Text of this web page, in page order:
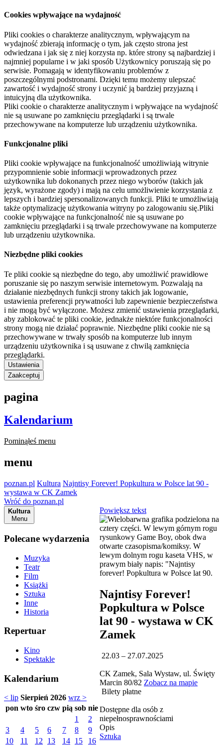
Cookies wpływające na wydajność
Pliki cookies o charakterze analitycznym, wpływającym na
wydajność zbierają informację o tym, jak często strona jest
odwiedzana i jak się z niej korzysta np. które strony są najbardziej i
najmniej popularne i w jaki sposób Użytkownicy poruszają się po
serwisie. Pomagają w identyfikowaniu problemów z
poszczególnymi podstronami. Dzięki temu możemy ulepszać
zawartość i wydajność strony i uczynić ją bardziej przyjazną i
intuicyjną dla użytkownika.
Pliki cookie o charakterze analitycznym i wpływające na wydajność
nie są usuwane po zamknięciu przeglądarki i są trwale
przechowywane na komputerze lub urządzeniu użytkownika.
Funkcjonalne pliki
Pliki cookie wpływające na funkcjonalność umożliwiają witrynie
przypomnienie sobie informacji wprowadzonych przez
użytkownika lub dokonanych przez niego wyborów (takich jak
język, wyrażone zgody) i mają na celu umożliwienie korzystania z
lepszych i bardziej spersonalizowanych funkcji. Pliki te umożliwiają
także optymalizację użytkowania witryny po zalogowaniu się.Pliki
cookie wpływające na funkcjonalność nie są usuwane po
zamknięciu przeglądarki i są trwale przechowywane na komputerze
lub urządzeniu użytkownika.
Niezbędne pliki cookies
Te pliki cookie są niezbędne do tego, aby umożliwić prawidłowe
poruszanie się po naszym serwisie internetowym. Pozwalają na
działanie niezbędnych funkcji strony takich jak logowanie,
ustawienia preferencji prywatności lub zapewnienie bezpieczeństwa
i nie mogą być wyłączone. Możesz zmienić ustawienia przeglądarki,
aby zablokować te pliki cookie, jednakże niektóre funkcjonalności
strony mogą nie działać poprawnie. Niezbędne pliki cookie nie są
przechowywane w trwały sposób na komputerze lub innym
urządzeniu użytkownika i są usuwane z chwilą zamknięcia
przeglądarki.
Ustawienia
Zaakceptuj
pagina
Kalendarium
Pominąłeś menu
menu
poznan.pl Kultura Najntisy Forever! Popkultura w Polsce lat 90 -
wystawa w CK Zamek
Wróć do poznan.pl
Kultura
Menu
Polecane wydarzenia
Muzyka
Teatr
Film
Książki
Sztuka
Inne
Historia
Repertuar
Kino
Spektakle
Kalendarium
< lip Sierpień 2026 wrz >
pon wto śro czw pią sob nie
1
2
3
4 5 6 7 8
9
10
11 12 13 14 15
16
Powiększ tekst
Najntisy Forever!
Popkultura w Polsce
lat 90 - wystawa w CK
Zamek
22.03 – 27.07.2025
CK Zamek, Sala Wystaw, ul. Święty
Marcin 80/82 Zobacz na mapie
Bilety płatne
Dostępne dla osób z
niepełnosprawnościami
Opis
Sztuka